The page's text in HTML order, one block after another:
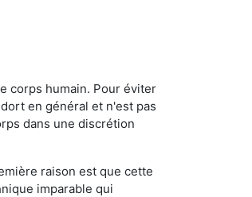
corps humain. Pour éviter
en général et n'est pas
dans une discrétion
raison est que cette
imparable qui